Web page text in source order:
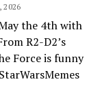
2026
the 4th with
R2-D2’s
Force is funny